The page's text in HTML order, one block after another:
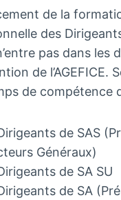
de la
des
pas dans les
de l’AGEFICE.
de compétence
de SAS
Généraux)
de SA SU
de SA